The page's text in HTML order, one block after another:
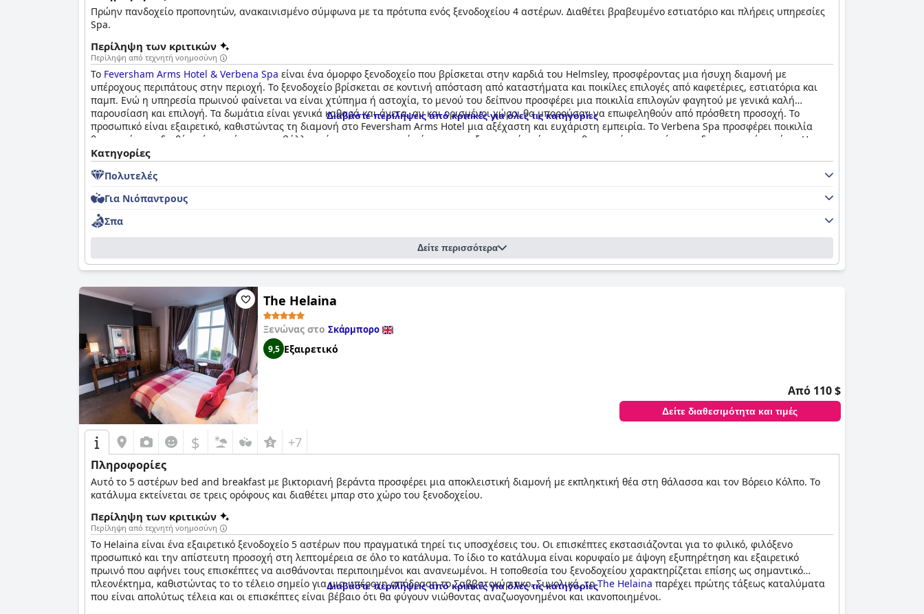
Πρώην πανδοχείο προπονητών, ανακαινισμένο σύμφωνα με τα πρότυπα ενός ξενοδοχείου 4 αστέρων. Διαθέτει βραβευμένο εστιατόριο και πλήρεις υπηρεσίες
Spa.
Περίληψη των κριτικών
Περίληψη από τεχνητή νοημοσύνη
Το Feversham Arms Hotel & Verbena Spa είναι ένα όμορφο ξενοδοχείο που βρίσκεται στην καρδιά του Helmsley, προσφέροντας μια ήσυχη διαμονή με
υπέροχους περιπάτους στην περιοχή. Το ξενοδοχείο βρίσκεται σε κοντινή απόσταση από καταστήματα και ποικίλες επιλογές από καφετέριες, εστιατόρια και
παμπ. Ενώ η υπηρεσία πρωινού φαίνεται να είναι χτύπημα ή αστοχία, το μενού του δείπνου προσφέρει μια ποικιλία επιλογών φαγητού με γενικά καλή
παρουσίαση και επιλογή. Τα δωμάτια είναι γενικά καθαρά και άνετα, αν και ορισμένοι χώροι θα μπορούσαν να επωφεληθούν από πρόσθετη προσοχή. Το
προσωπικό είναι εξαιρετικό, καθιστώντας τη διαμονή στο Feversham Arms Hotel μια αξέχαστη και ευχάριστη εμπειρία. Το Verbena Spa προσφέρει ποικιλία
θεραπειών και διαθέτει ένα υπέροχο περιβάλλον τόσο σε εσωτερικούς όσο και σε εξωτερικούς χώρους με θερμαινόμενη πισίνα και διαμορφωμένο χώρο. Η
εξωτερική πισίνα αποτελεί ιδιαίτερο σημείο αναφοράς για πολλούς επισκέπτες. Το ξενοδοχείο προσφέρει πολυτελή προϊόντα περιποίησης και ένα εξαιρετικό
σπα και πισίνα για να ολοκληρώσει τη διακριτική πολυτέλεια καθ' όλη τη διάρκεια της διαμονής. Συνολικά, τοFeversham Arms Hotel & Verbena Spaείναι ένα
πολυτελές ξενοδοχείο που υπόσχεται στους επισκέπτες μια πραγματικά πολυτελή εμπειρία.
Διαβάστε περιλήψεις από κριτικές για όλες τις κατηγορίες
Κατηγορίες
Πολυτελές
Για Νιόπαντρους
Σπα
Δείτε περισσότερα
The Helaina
Ξενώνας στο Σκάρμπορο
9,5 Εξαιρετικό
Από 110 $
Δείτε διαθεσιμότητα και τιμές
$ +7
Πληροφορίες
Αυτό το 5 αστέρων bed and breakfast με βικτοριανή βεράντα προσφέρει μια αποκλειστική διαμονή με εκπληκτική θέα στη θάλασσα και τον Βόρειο Κόλπο. Το
κατάλυμα εκτείνεται σε τρεις ορόφους και διαθέτει μπαρ στο χώρο του ξενοδοχείου.
Περίληψη των κριτικών
Περίληψη από τεχνητή νοημοσύνη
Το Helaina είναι ένα εξαιρετικό ξενοδοχείο 5 αστέρων που πραγματικά τηρεί τις υποσχέσεις του. Οι επισκέπτες εκστασιάζονται για το φιλικό, φιλόξενο
προσωπικό και την απίστευτη προσοχή στη λεπτομέρεια σε όλο το κατάλυμα. Το ίδιο το κατάλυμα είναι κορυφαίο με άψογη εξυπηρέτηση και εξαιρετικό
πρωινό που αφήνει τους επισκέπτες να αισθάνονται περιποιημένοι και ανανεωμένοι. Η τοποθεσία του ξενοδοχείου χαρακτηρίζεται επίσης ως σημαντικό
πλεονέκτημα, καθιστώντας το το τέλειο σημείο για μια υπέροχη απόδραση το Σαββατοκύριακο. Συνολικά, τοThe Helaina παρέχει πρώτης τάξεως καταλύματα
που είναι απολύτως τέλεια και οι επισκέπτες είναι βέβαιο ότι θα φύγουν νιώθοντας αναζωογονημένοι και ικανοποιημένοι.
Διαβάστε περιλήψεις από κριτικές για όλες τις κατηγορίες